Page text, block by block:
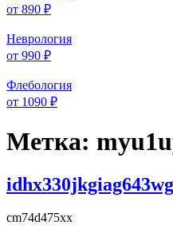
от 890 ₽
Неврология
от 990 ₽
Флебология
от 1090 ₽
Метка:
idhx330jkgiag643wg
cm74d475xx